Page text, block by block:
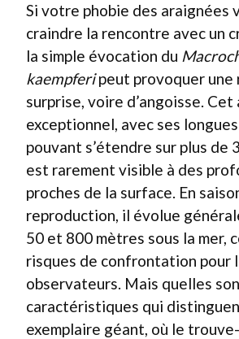
Si votre phobie des araignées
craindre la rencontre avec un
la simple évocation du
kaempferipeut provoquer une
surprise, voire d’angoisse.
exceptionnel, avec ses
pouvant s’étendre sur plus de
est rarement visible à des
proches de la surface. En
reproduction, il évolue
50 et 800 mètres sous la mer,
risques de confrontation pour
observateurs. Mais quelles
caractéristiques qui
exemplaire géant, où le